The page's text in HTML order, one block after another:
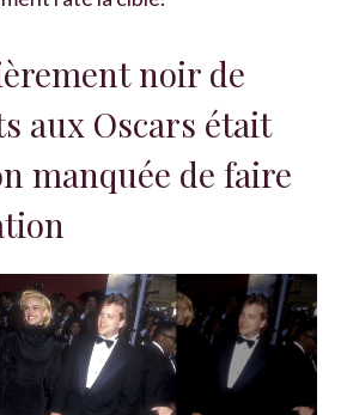
noir de
aux Oscars était
manquée de faire